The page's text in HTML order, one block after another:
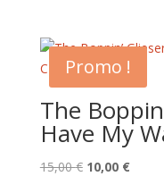
Promo !
The
Have My
15,00€ Le
10,00 €Le